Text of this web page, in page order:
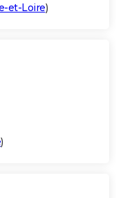
et-Loire)
)